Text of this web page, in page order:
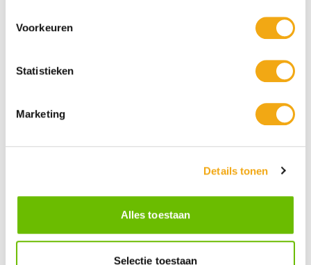
Voorkeuren
Statistieken
Marketing
Details tonen
Alles toestaan
Selectie toestaan
Persoonlijke klantenservice
Onze Bronzen Beelden die met vuur tot leven worden
gebracht!